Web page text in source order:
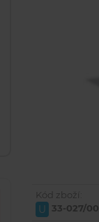
Kód zboží:
U 33-027/